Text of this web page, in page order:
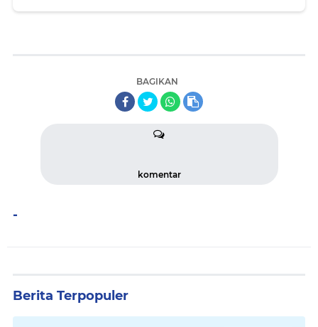
BAGIKAN
komentar
-
Berita Terpopuler